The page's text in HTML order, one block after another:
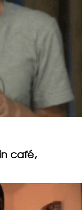
café,